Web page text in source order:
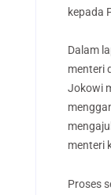
kepada
Dalam
menteri
Jokowi
menteri
Proses